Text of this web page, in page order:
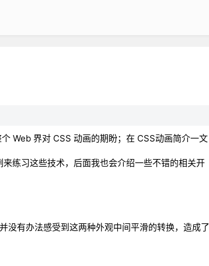
Web 界对 CSS 动画的期盼；在 CSS动画简介一文
练习这些技术，后面我也会介绍一些不错的相关开
没有办法感受到这两种外观中间平滑的转换，造成了